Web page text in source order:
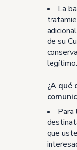
La
de su
legítimo.
¿A qué
Para
que